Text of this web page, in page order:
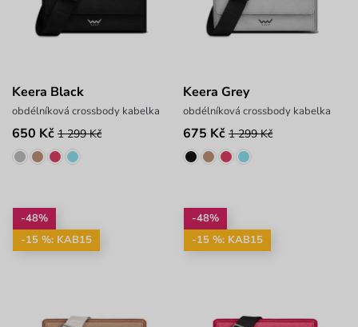
Keera Black
obdélníková crossbody kabelka
650 Kč 1 299 Kč
Keera Grey
obdélníková crossbody kabelka
675 Kč 1 299 Kč
-48%
-15 %: KAB15
-48%
-15 %: KAB15